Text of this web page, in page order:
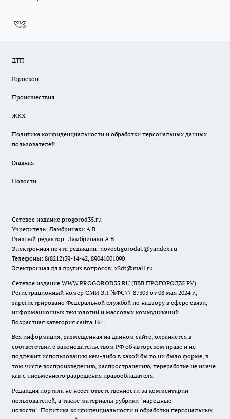
ДТП
Гороскоп
Происшествия
ЖКХ
Политика конфиденциальности и обработки персональных данных
пользователей.
Главная
Новости
Сетевое издание progorod35.ru
Учредитель: Ламбринаки А.В.
Главный редактор: Ламбринаки А.В.
Электронная почта редакции: novostigoroda1@yandex.ru
Телефоны: 8(8212)39-14-42, 89041001090
Электронная для других вопросов: x2dt@mail.ru
Сетевое издание WWW.PROGOROD35.RU (ВВВ.ПРОГОРОД35.РУ).
Регистрационный номер СМИ ЭЛ №ФС77-87303 от 08 мая 2024 г.,
зарегистрировано Федеральной службой по надзору в сфере связи,
информационных технологий и массовых коммуникаций.
Возрастная категория сайта 16+.
Вся информация, размещенная на данном сайте, охраняется в
соответствии с законодательством РФ об авторском праве и не
подлежит использованию кем-либо в какой бы то ни было форме, в
том числе воспроизведению, распространению, переработке не иначе
как с письменного разрешения правообладателя.
Редакция портала не несет ответственности за комментарии
пользователей, а также материалы рубрики "народные
новости". Политика конфиденциальности и обработки персональных